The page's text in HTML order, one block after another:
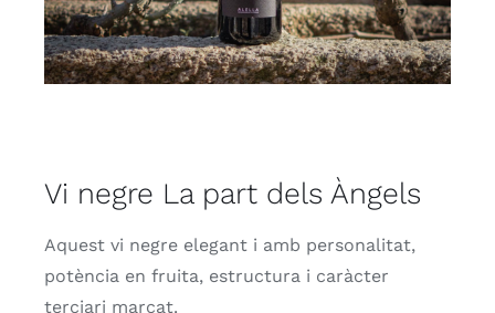
Vi negre La part dels Àngels
Aquest vi negre elegant i amb personalitat,
potència en fruita, estructura i caràcter
terciari marcat.